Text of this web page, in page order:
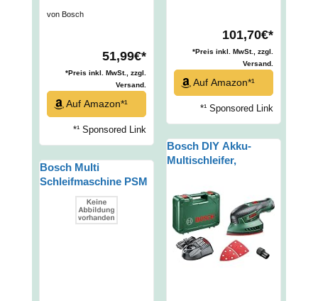
von Bosch
51,99€*
*Preis inkl. MwSt., zzgl.
Versand.
Auf Amazon*¹
*¹ Sponsored Link
Bosch Multi
Schleifmaschine PSM
200 AES (200 Watt, im
101,70€*
*Preis inkl. MwSt., zzgl.
Versand.
Auf Amazon*¹
*¹ Sponsored Link
Bosch DIY Akku-
Multischleifer,
Staubabsaugung, 3
Schleifblätter,
Schwingzahl 22.000
min-1, Schleiffläche
104 cm²)